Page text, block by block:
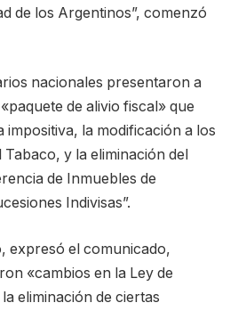
de los Argentinos”, comenzó
nacionales presentaron a
de alivio fiscal» que
la modificación a los
y la eliminación del
de Inmuebles de
Indivisas”.
expresó el comunicado,
«cambios en la Ley de
eliminación de ciertas